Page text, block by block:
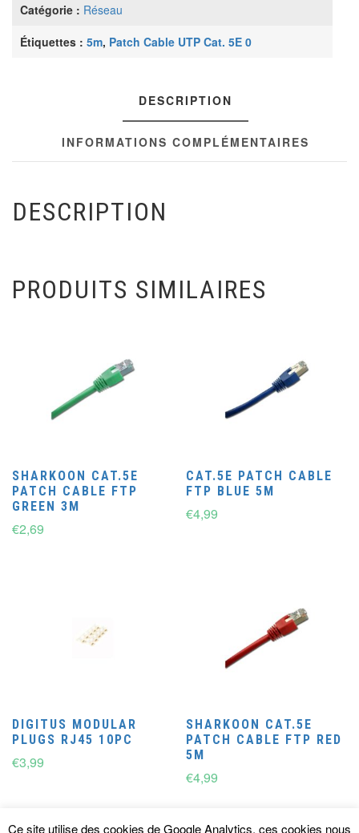
Catégorie : Réseau
Étiquettes : 5m, Patch Cable UTP Cat. 5E 0
DESCRIPTION
INFORMATIONS COMPLÉMENTAIRES
DESCRIPTION
PRODUITS SIMILAIRES
SHARKOON CAT.5E
PATCH CABLE FTP
GREEN 3M
€2,69
CAT.5E PATCH CABLE
FTP BLUE 5M
€4,99
DIGITUS MODULAR
PLUGS RJ45 10PC
€3,99
SHARKOON CAT.5E
PATCH CABLE FTP RED
5M
€4,99
Ce site utilise des cookies de Google Analytics, ces cookies nous